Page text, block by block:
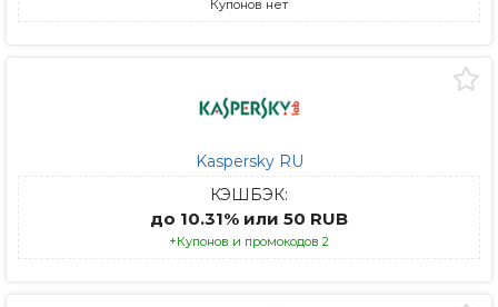
Купонов нет
Kaspersky RU
КЭШБЭК:
до 10.31% или 50 RUB
+Купонов и промокодов 2